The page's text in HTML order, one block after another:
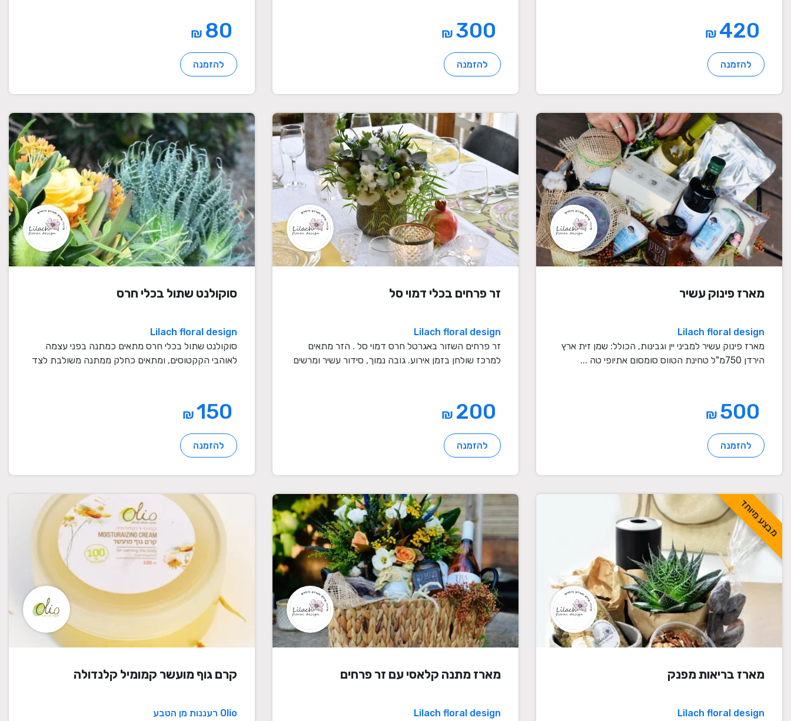
₪
להזמנה
₪
להזמנה
₪
להזמנה
מארז פינוק עשיר
Lilach floral design
מארז פינוק עשיר למביני יין וגבינות, הכולל: שמן זית ארץ
הירדן 750מ"ל טחינת הטווס סומסום אתיופי טה ...
₪
להזמנה
זר פרחים בכלי דמוי סל
Lilach floral design
זר פרחים השזור באגרטל חרס דמוי סל . הזר מתאים
למרכז שולחן בזמן אירוע. גובה נמוך, סידור עשיר ומרשים
₪
להזמנה
סוקולנט שתול בכלי חרס
Lilach floral design
סוקולנט שתול בכלי חרס מתאים כמתנה בפני עצמה
לאוהבי הקקטוסים, ומתאים כחלק ממתנה משולבת לצד
₪
להזמנה
מבצע מיוחד
מארז בריאות מפנק
Lilach floral design
מארז מתנה קלאסי עם זר פרחים
Lilach floral design
קרם גוף מועשר קמומיל קלנדולה
Olio רעננות מן הטבע